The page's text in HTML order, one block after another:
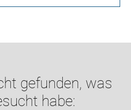
gefunden, was
habe: